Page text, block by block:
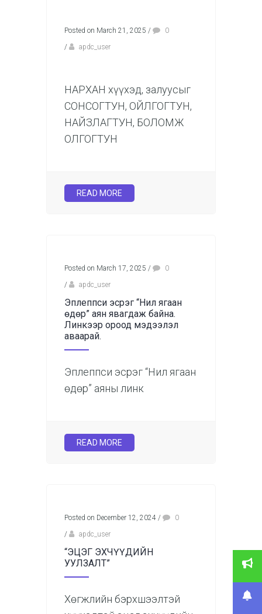
Posted on March 21, 2025 /
0
/
apdc_user
НАРХАН хүүхэд, залуусыг
СОНСОГТУН, ОЙЛГОГТУН,
НАЙЗЛАГТУН, БОЛОМЖ
ОЛГОГТУН
READ MORE
Posted on March 17, 2025 /
0
/
apdc_user
Эплеппси эсрэг “Нил ягаан
өдөр” аян явагдаж байна.
Линкээр ороод мэдээлэл
аваарай.
Эплеппси эсрэг “Нил ягаан
өдөр” аяны линк
READ MORE
Posted on December 12, 2024 /
0
/
apdc_user
“ЭЦЭГ ЭХЧҮҮДИЙН
УУЛЗАЛТ”
Хөгжлийн бэрхшээлтэй